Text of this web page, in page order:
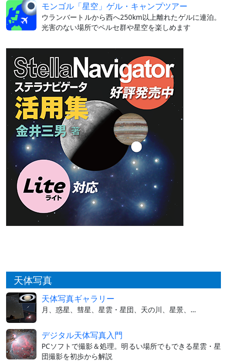
モンゴル「星空」ゲル・キャンプツアー
ウランバートルから西へ250km以上離れたゲルに連泊。
光害のない場所でペルセ群や星空を楽しめます
天体写真
天体写真ギャラリー
月、惑星、彗星、星雲・星団、天の川、星景、…
デジタル天体写真入門
PCソフトで撮影＆処理。明るい場所でもできる星雲・星
団撮影を初歩から解説